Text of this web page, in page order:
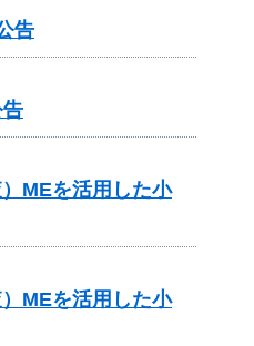
告
MEを活用した小
MEを活用した小